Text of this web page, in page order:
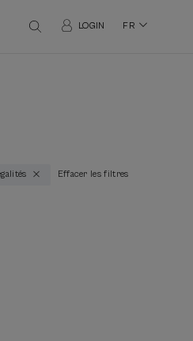
LOGIN FR
Effacer les filtres